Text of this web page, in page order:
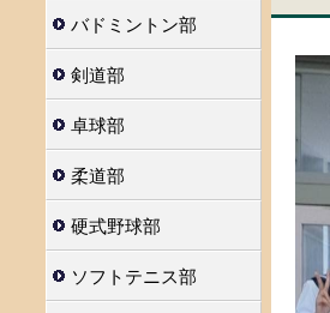
バドミントン部
剣道部
卓球部
柔道部
硬式野球部
ソフトテニス部